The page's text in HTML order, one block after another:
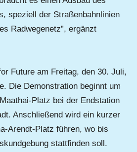
speziell der Straßenbahnlinien
Radwegenetz”, ergänzt
Future am Freitag, den 30. Juli,
Die Demonstration beginnt um
Platz bei der Endstation
Anschließend wird ein kurzer
Arendt-Platz führen, wo bis
stattfinden soll.